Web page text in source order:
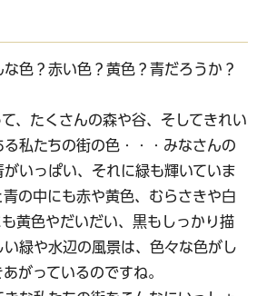
色？赤い色？黄色？青だろうか？
、たくさんの森や谷、そしてきれい
私たちの街の色・・・みなさんの
いっぱい、それに緑も輝いていま
の中にも赤や黄色、むらさきや白
黄色やだいだい、黒もしっかり描
緑や水辺の風景は、色々な色がし
がっているのですね。